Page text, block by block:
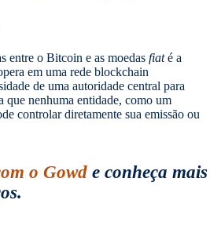
entre o Bitcoin e as moedas fiaté a
em uma rede blockchain
de uma autoridade central para
nenhuma entidade, como um
controlar diretamente sua emissão ou
o Gowd e conheça mais